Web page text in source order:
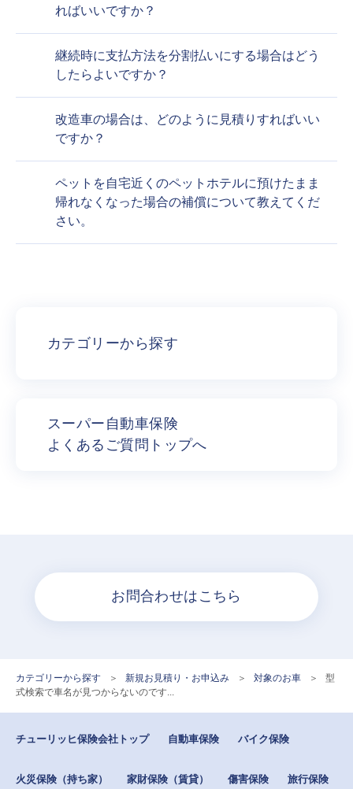
ればいいですか？
継続時に支払方法を分割払いにする場合はどう
したらよいですか？
改造車の場合は、どのように見積りすればいい
ですか？
ペットを自宅近くのペットホテルに預けたまま
帰れなくなった場合の補償について教えてくだ
さい。
カテゴリーから探す
スーパー自動車保険
よくあるご質問トップへ
お問合わせはこちら
カテゴリーから探す > 新規お見積り・お申込み > 対象のお車 >
型
式検索で車名が見つからないのです...
チューリッヒ保険会社トップ 自動車保険 バイク保険
火災保険（持ち家） 家財保険（賃貸） 傷害保険 旅行保険